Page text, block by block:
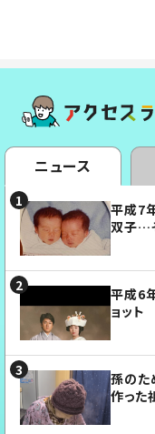
ニュース
平成7
双子…
平成6
ョッ
孫のた
作っ